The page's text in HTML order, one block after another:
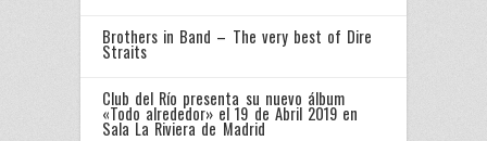
Brothers in Band – The very best of Dire
Straits
Club del Río presenta su nuevo álbum
«Todo alrededor» el 19 de Abril 2019 en
Sala La Riviera de Madrid